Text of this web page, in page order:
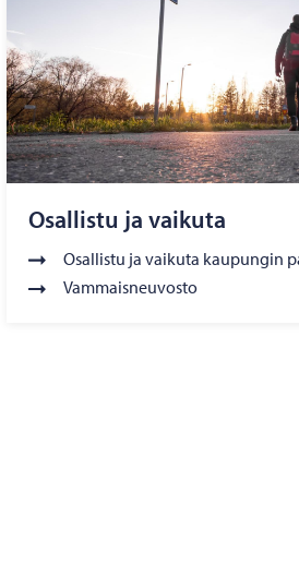
Osallistu ja vaikuta
Osallistu ja vaikuta kaupungin
Vammaisneuvosto